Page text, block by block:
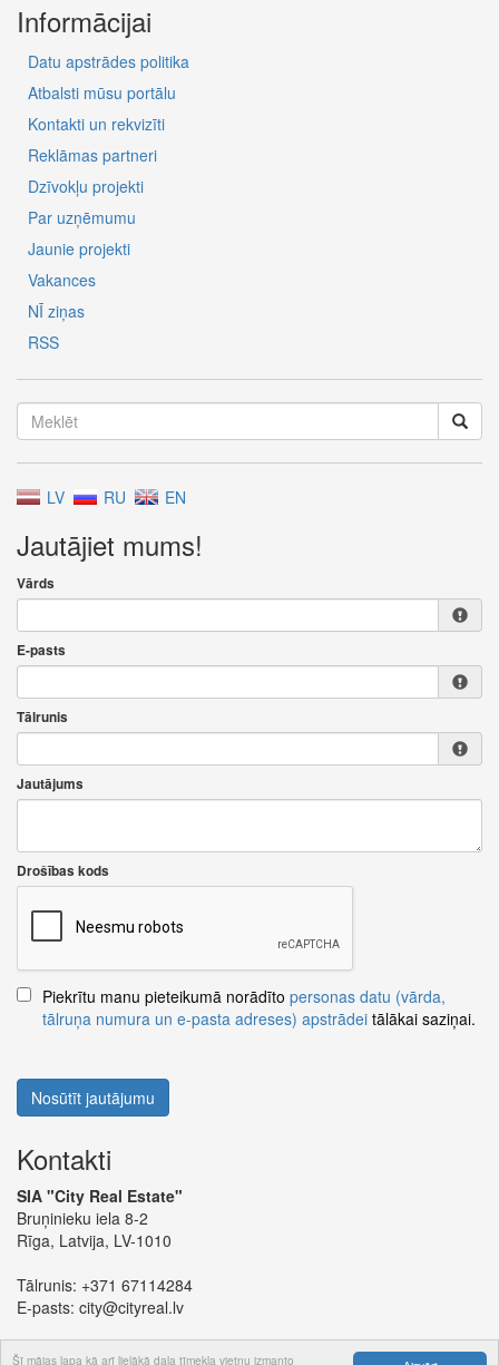
Šī mājas lapa kā arī lielākā daļa tīmekļa vietņu izmanto
Informācijai
Datu apstrādes politika
Atbalsti mūsu portālu
Kontakti un rekvizīti
Reklāmas partneri
Dzīvokļu projekti
Par uzņēmumu
Jaunie projekti
Vakances
NĪ ziņas
RSS
LV RU EN
Jautājiet mums!
Vārds
E-pasts
Tālrunis
Jautājums
Drošības kods
Piekrītu manu pieteikumā norādīto personas datu (vārda,
tālruņa numura un e-pasta adreses) apstrādei tālākai saziņai.
Nosūtīt jautājumu
Kontakti
SIA "City Real Estate"
Bruņinieku iela 8-2
Rīga, Latvija, LV-1010
Tālrunis: +371 67114284
E-pasts: city@cityreal.lv